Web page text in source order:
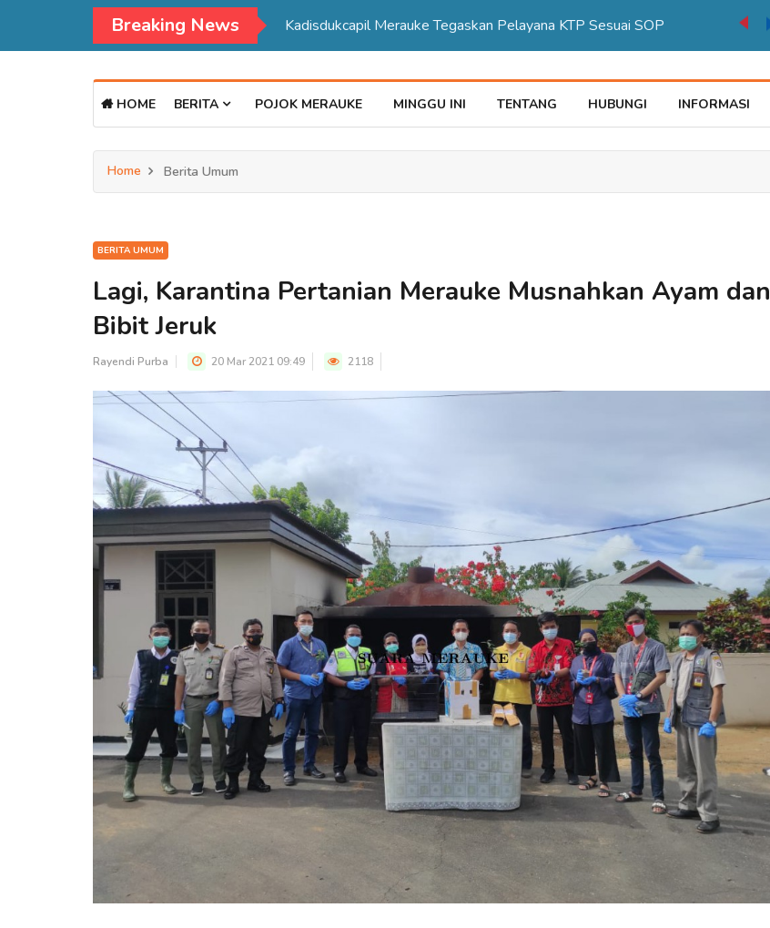
Breaking News Kadisdukcapil Merauke Tegaskan Pelayana KTP Sesuai SOP
HOME BERITA POJOK MERAUKE MINGGU INI TENTANG HUBUNGI INFORMASI
Home Berita Umum
BERITA UMUM
Lagi, Karantina Pertanian Merauke Musnahkan Ayam dan
Bibit Jeruk
Rayendi Purba 20 Mar 2021 09:49 2118